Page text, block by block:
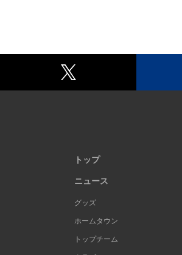
トップ
ニュース
グッズ
ホームタウン
トップチーム